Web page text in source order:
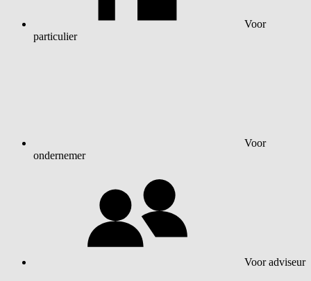
Voor
particulier
Voor
ondernemer
Voor adviseur